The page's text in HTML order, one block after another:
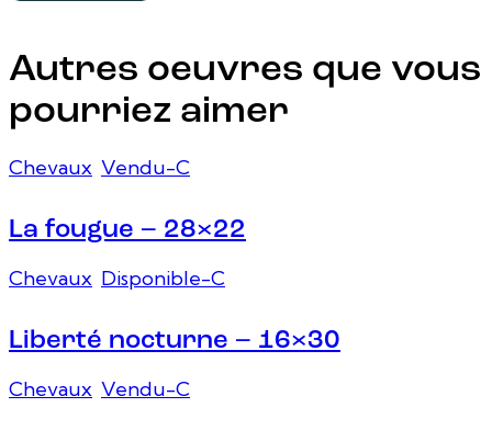
Autres oeuvres que vous
pourriez aimer
Chevaux Vendu-C
La fougue – 28×22
Chevaux Disponible-C
Liberté nocturne – 16×30
Chevaux Vendu-C